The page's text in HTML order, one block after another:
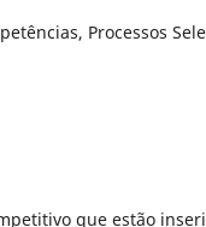
Processos
que estão